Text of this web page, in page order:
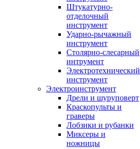
Штукатурно-
отделочный
инструмент
Ударно-рычажный
инструмент
Столярно-слесарный
интрумент
Электротехнический
инструмент
Электроинструмент
Дрели и шуруповерт
Краскопульты и
граверы
Лобзики и рубанки
Миксеры и
ножницы